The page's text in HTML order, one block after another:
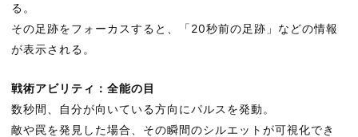
る。
その足跡をフォーカスすると、「20秒前の足跡」などの情報
が表示される。
戦術アビリティ：全能の目
数秒間、自分が向いている方向にパルスを発動。
敵や罠を発見した場合、その瞬間のシルエットが可視化でき